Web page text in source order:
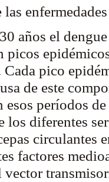
años el
picos
Cada pico
de este
esos períodos
los diferentes
circulantes
factores
vector